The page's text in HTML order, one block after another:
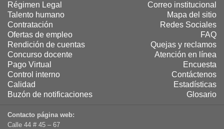
Régimen Legal
Talento humano
Contratación
Ofertas de empleo
Rendición de cuentas
Concurso docente
Pago Virtual
Control interno
Calidad
Buzón de notificaciones
Correo institucional
Mapa del sitio
Redes Sociales
FAQ
Quejas y reclamos
Atención en línea
Encuesta
Contáctenos
Estadísticas
Glosario
Contacto página web:
Calle 44 # 45 – 67